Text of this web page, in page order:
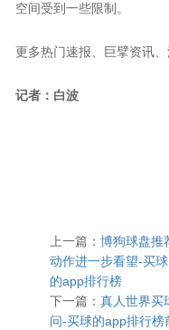
空间受到一些限制。
更多热门速报、巨擘资讯
记者：白波
上一篇： 博狗球盘推
动作进一步看望-买
的app排行榜
下一篇： 真人世界买
问-买球的app排行